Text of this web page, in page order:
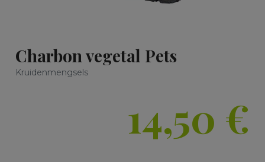
Charbon vegetal Pets
Kruidenmengsels
14,50 €